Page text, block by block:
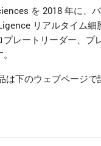
を 2018 年に、
リアルタイム
レートリーダー、
下のウェブページで